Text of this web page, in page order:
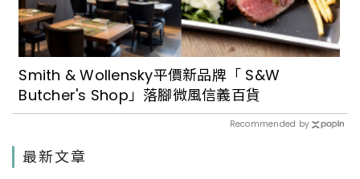
Smith & Wollensky平價新品牌「 S&W
Butcher's Shop」落腳微風信義百貨
Recommended by
最新文章